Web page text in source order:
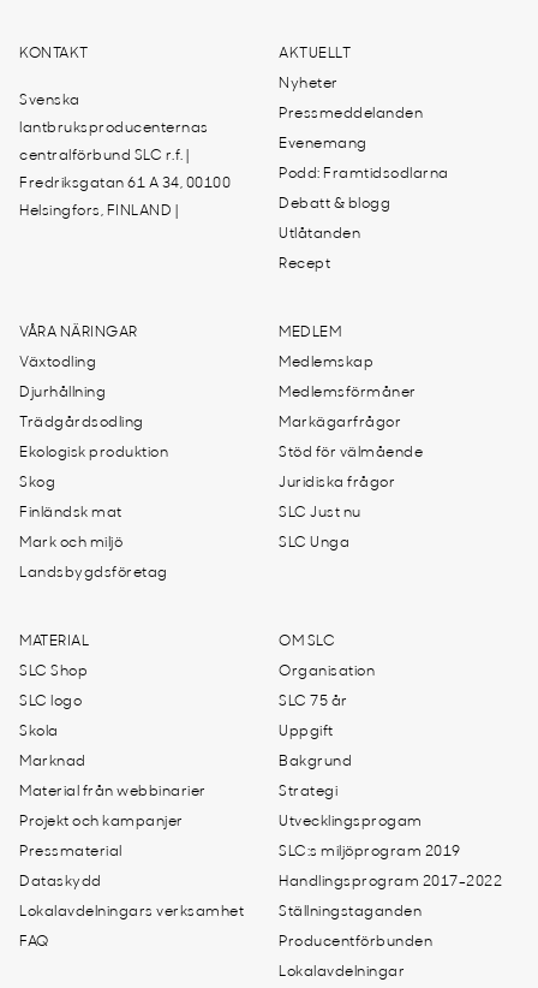
KONTAKT
Svenska
lantbruksproducenternas
centralförbund SLC r.f. |
Fredriksgatan 61 A 34, 00100
Helsingfors, FINLAND |
AKTUELLT
Nyheter
Pressmeddelanden
Evenemang
Podd: Framtidsodlarna
Debatt & blogg
Utlåtanden
Recept
VÅRA NÄRINGAR
Växtodling
Djurhållning
Trädgårdsodling
Ekologisk produktion
Skog
Finländsk mat
Mark och miljö
Landsbygdsföretag
MEDLEM
Medlemskap
Medlemsförmåner
Markägarfrågor
Stöd för välmående
Juridiska frågor
SLC Just nu
SLC Unga
MATERIAL
SLC Shop
SLC logo
Skola
Marknad
Material från webbinarier
Projekt och kampanjer
Pressmaterial
Dataskydd
Lokalavdelningars verksamhet
FAQ
OM SLC
Organisation
SLC 75 år
Uppgift
Bakgrund
Strategi
Utvecklingsprogam
SLC:s miljöprogram 2019
Handlingsprogram 2017-2022
Ställningstaganden
Producentförbunden
Lokalavdelningar